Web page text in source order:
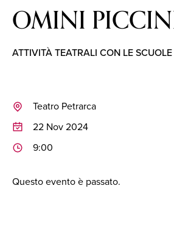
OMINI
ATTIVITÀ TEATRALI CON LE SCUOLE
Teatro Petrarca
22 Nov 2024
9:00
Questo evento è passato.